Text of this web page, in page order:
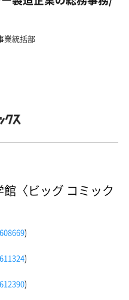
業統括部
〈ビッグ コミック
)
)
)